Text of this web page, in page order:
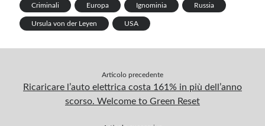
b
o
o
e
d
I
e
r
e
t
l
r
g
r
a
m
s
p
l
t
r
e
Criminali Europa Ignominia Russia
Ursula von der Leyen USA
Articolo precedente
Ricaricare l’auto elettrica costa 161% in più dell’anno
scorso. Welcome to Green Reset